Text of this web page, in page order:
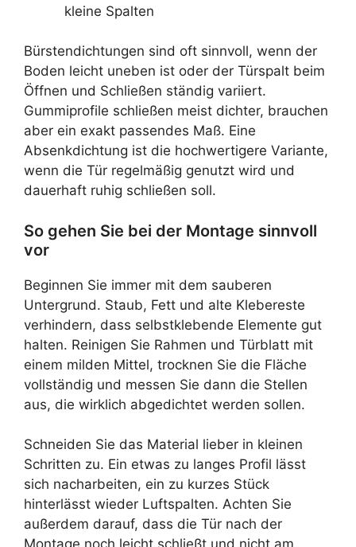
kleine Spalten
Bürstendichtungen sind oft sinnvoll, wenn der
Boden leicht uneben ist oder der Türspalt beim
Öffnen und Schließen ständig variiert.
Gummiprofile schließen meist dichter, brauchen
aber ein exakt passendes Maß. Eine
Absenkdichtung ist die hochwertigere Variante,
wenn die Tür regelmäßig genutzt wird und
dauerhaft ruhig schließen soll.
So gehen Sie bei der Montage sinnvoll
vor
Beginnen Sie immer mit dem sauberen
Untergrund. Staub, Fett und alte Klebereste
verhindern, dass selbstklebende Elemente gut
halten. Reinigen Sie Rahmen und Türblatt mit
einem milden Mittel, trocknen Sie die Fläche
vollständig und messen Sie dann die Stellen
aus, die wirklich abgedichtet werden sollen.
Schneiden Sie das Material lieber in kleinen
Schritten zu. Ein etwas zu langes Profil lässt
sich nacharbeiten, ein zu kurzes Stück
hinterlässt wieder Luftspalten. Achten Sie
außerdem darauf, dass die Tür nach der
Montage noch leicht schließt und nicht am